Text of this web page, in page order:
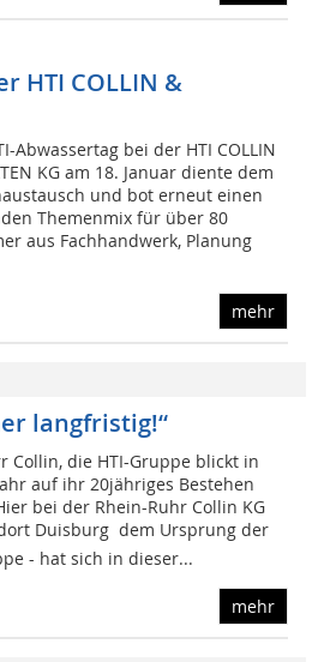
HTI COLLIN &
Abwassertag bei der HTI COLLIN
KG am 18. Januar diente dem
und bot erneut einen
Themenmix für über 80
aus Fachhandwerk, Planung
mehr
langfristig!“
Collin, die HTI-Gruppe blickt in
auf ihr 20jähriges Bestehen
bei der Rhein-Ruhr Collin KG
Duisburg  dem Ursprung der
- hat sich in dieser...
mehr